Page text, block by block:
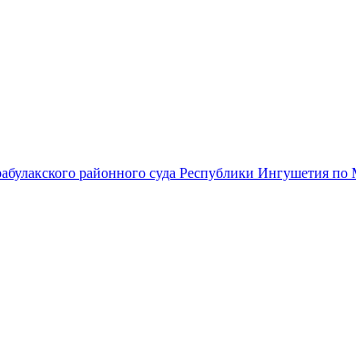
районного суда Республики Ингушетия